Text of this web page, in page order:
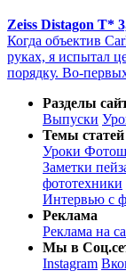
Zeiss Distagon T*
Когда объектив
руках, я испытал
порядку. Во-
Разделы
Выпуски
Темы статей
Уроки
Заметки
фототехники
Интервью с
Реклама
Реклама на
Мы в
Instagram